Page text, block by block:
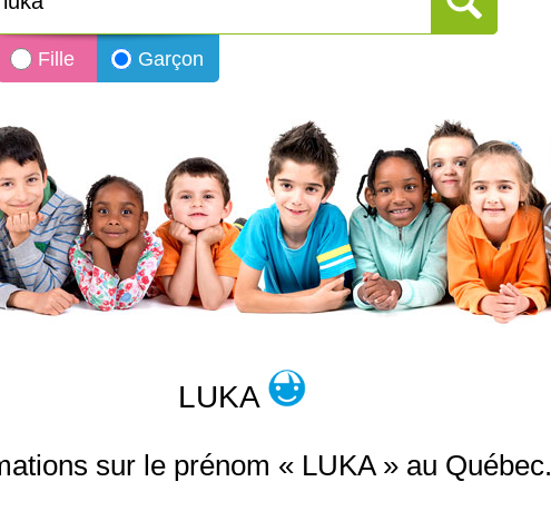
Fille Garçon
LUKA
sur le prénom « LUKA » au Québec.